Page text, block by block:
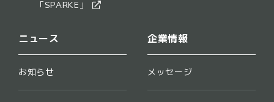
​「SPARKE」​
ニュース
お知らせ
企業情報
メッセージ